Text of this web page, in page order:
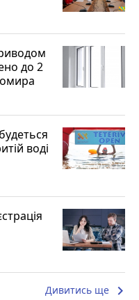
до 2
воді
Дивитись ще keyboard_arrow_right